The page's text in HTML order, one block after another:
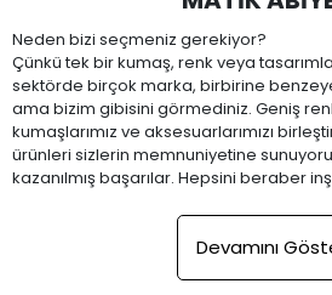
Neden bizi seçmeniz gerekiyor?
Çünkü tek bir kumaş, renk veya tasarımla
sektörde birçok marka, birbirine
ama bizim gibisini görmediniz. Geniş
kumaşlarımız ve aksesuarlarımızı
ürünleri sizlerin memnuniyetine
kazanılmış başarılar. Hepsini beraber
teşekkür ederiz. Ve yeni müşterilerimiz
hoşgeldiniz! Bundan sonra en özel
edeceğiz. Gecede bizimle parlayacak
Devamını